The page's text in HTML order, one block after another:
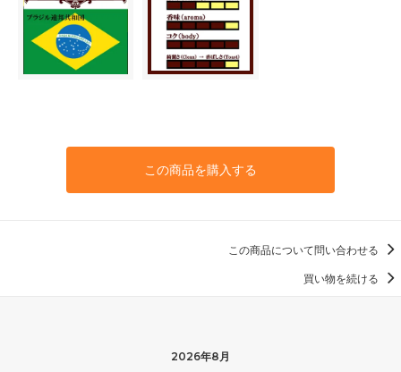
この商品を購入する
この商品について問い合わせる
買い物を続ける
2026年8月